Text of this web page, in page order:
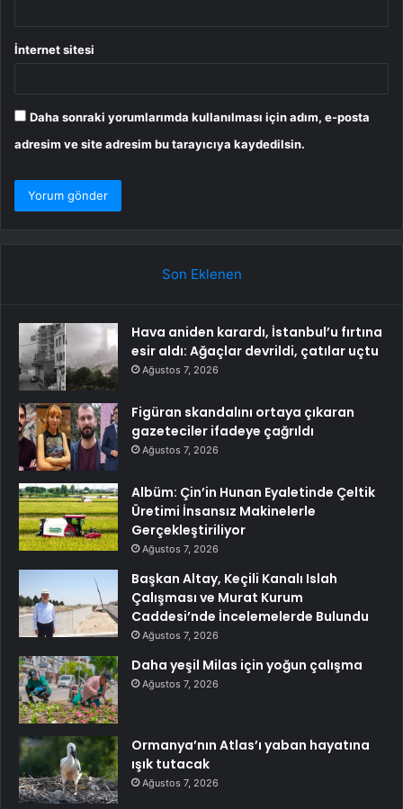
İnternet sitesi
Daha sonraki yorumlarımda kullanılması için adım, e-posta
adresim ve site adresim bu tarayıcıya kaydedilsin.
Son Eklenen
Hava aniden karardı, İstanbul’u fırtına
esir aldı: Ağaçlar devrildi, çatılar uçtu
Ağustos 7, 2026
Figüran skandalını ortaya çıkaran
gazeteciler ifadeye çağrıldı
Ağustos 7, 2026
Albüm: Çin’in Hunan Eyaletinde Çeltik
Üretimi İnsansız Makinelerle
Gerçekleştiriliyor
Ağustos 7, 2026
Başkan Altay, Keçili Kanalı Islah
Çalışması ve Murat Kurum
Caddesi’nde İncelemelerde Bulundu
Ağustos 7, 2026
Daha yeşil Milas için yoğun çalışma
Ağustos 7, 2026
Ormanya’nın Atlas’ı yaban hayatına
ışık tutacak
Ağustos 7, 2026